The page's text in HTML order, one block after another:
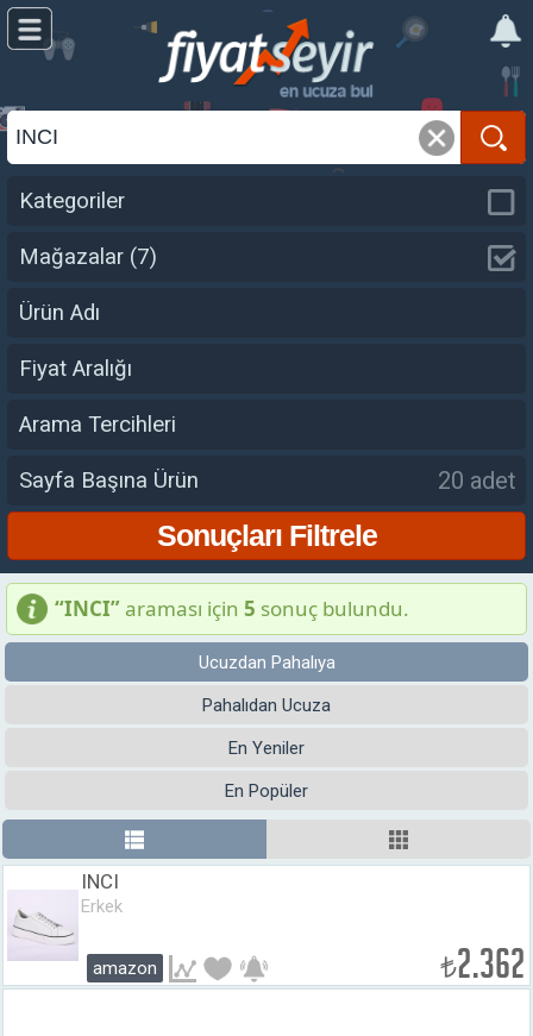
Kategoriler
Mağazalar (7)
Ürün Adı
Fiyat Aralığı
Arama Tercihleri
Sayfa Başına Ürün 20 adet
“INCI”araması için 5 sonuç bulundu.
Ucuzdan Pahalıya
Pahalıdan Ucuza
En Yeniler
En Popüler
INCI
Erkek
amazon ₺2.362